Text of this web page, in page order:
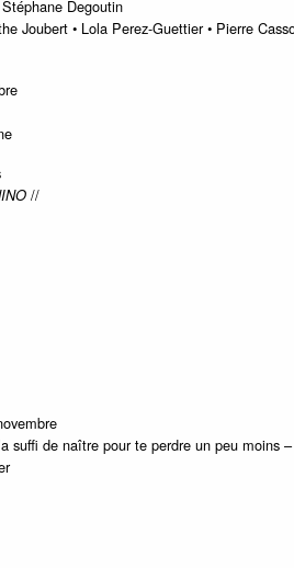
Degoutin
Joubert • Lola Perez-Guettier • Pierre
//
suffi de naître pour te perdre un peu moins